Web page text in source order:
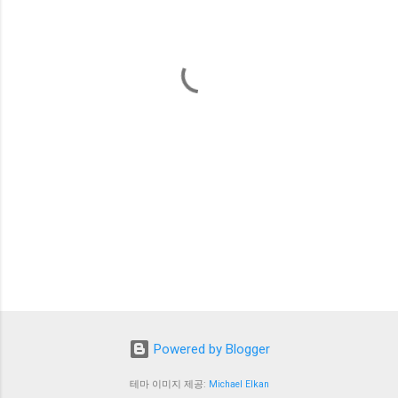
Powered by Blogger
테마 이미지 제공: Michael Elkan